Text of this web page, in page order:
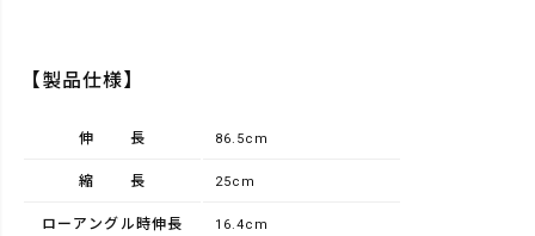
【製品仕様】
伸長 86.5cm
縮長 25cm
ローアングル時伸長 16.4cm